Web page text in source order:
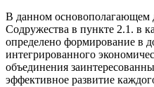
В данном основополагающем
Содружества в пункте 2.1. в
определено формирование в
интегрированного
объединения
эффективное развитие